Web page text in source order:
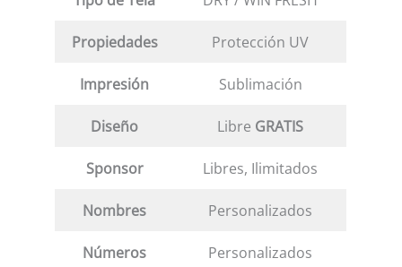
Propiedades Protección UV
Impresión Sublimación
Diseño Libre GRATIS
Sponsor Libres, Ilimitados
Nombres Personalizados
Números Personalizados